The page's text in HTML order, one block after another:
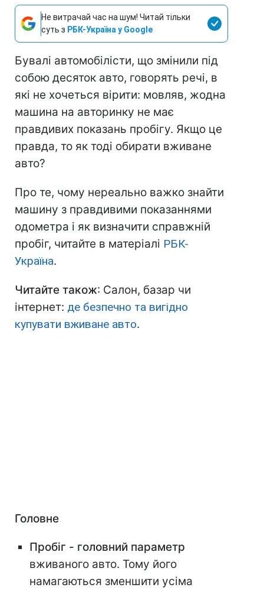
Не витрачай час на шум! Читай тільки
суть з РБК-Україна у Google
Бувалі автомобілісти, що змінили під
собою десяток авто, говорять речі, в
які не хочеться вірити: мовляв, жодна
машина на авторинку не має
правдивих показань пробігу. Якщо це
правда, то як тоді обирати вживане
авто?
Про те, чому нереально важко знайти
машину з правдивими показаннями
одометра і як визначити справжній
пробіг, читайте в матеріалі РБК-
Україна.
Читайте також: Салон, базар чи
інтернет: де безпечно та вигідно
купувати вживане авто.
Головне
Пробіг - головний параметр
вживаного авто. Тому його
намагаються зменшити усіма